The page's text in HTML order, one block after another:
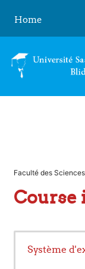
Home
Faculté des Sciences
Course
Système